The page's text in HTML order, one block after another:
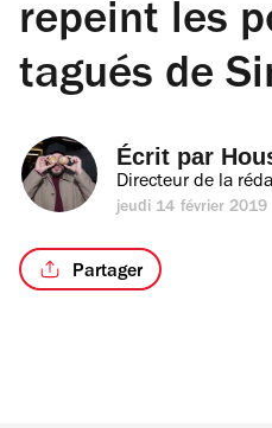
repeint les
tagués de
Écrit par
Directeur de la
jeudi 14 février 2019
Partager